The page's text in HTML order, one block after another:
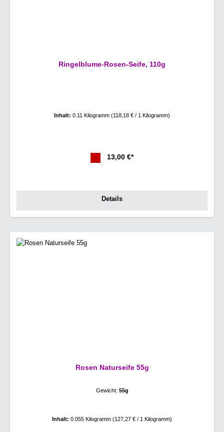
Ringelblume-Rosen-Seife, 110g
Inhalt: 0.11 Kilogramm (118,18 € / 1 Kilogramm)
13,00 €*
Details
Rosen Naturseife 55g
Gewicht: 55g
Inhalt: 0.055 Kilogramm (127,27 € / 1 Kilogramm)